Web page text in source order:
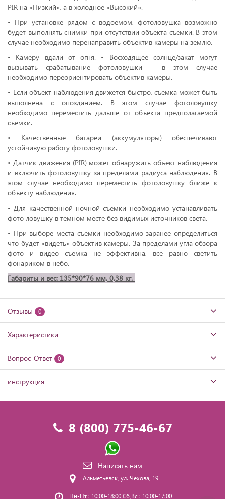
PIR на «Низкий», а в холодное «Высокий».
• При установке рядом с водоемом, фотоловушка возможно
будет выполнять снимки при отсутствии объекта съемки. В этом
случае необходимо перенаправить объектив камеры на землю.
• Камеру вдали от огня. • Восходящее солнце/закат могут
вызывать срабатывание фотоловушки - в этом случае
необходимо переориентировать объектив камеры.
• Если объект наблюдения движется быстро, съемка может быть
выполнена с опозданием. В этом случае фотоловушку
необходимо переместить дальше от объекта предполагаемой
съемки.
• Качественные батареи (аккумуляторы) обеспечивают
устойчивую работу фотоловушки.
• Датчик движения (PIR) может обнаружить объект наблюдения
и включить фотоловушку за пределами радиуса наблюдения. В
этом случае необходимо переместить фотоловушку ближе к
объекту наблюдения.
• Для качественной ночной съемки необходимо устанавливать
фото ловушку в темном месте без видимых источников света.
• При выборе места съемки необходимо заранее определиться
что будет «видеть» объектив камеры. За пределами угла обзора
фото и видео съемка не эффективна, все равно светить
фонариком в небо.
Габариты и вес: 135*90*76 мм, 0,38 кг.
Отзывы 0
Характеристики
Вопрос-Ответ 0
инструкция
8 (800) 775-46-67
Написать нам
Альметьевск, ул. Чехова, 19
Пн-Пт : 10:00-18:00 Сб,Вс : 10:00-17:00